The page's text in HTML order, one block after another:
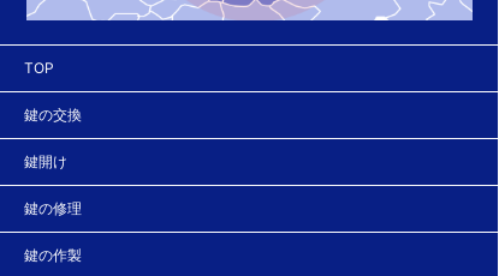
TOP
鍵の交換
鍵開け
鍵の修理
鍵の作製